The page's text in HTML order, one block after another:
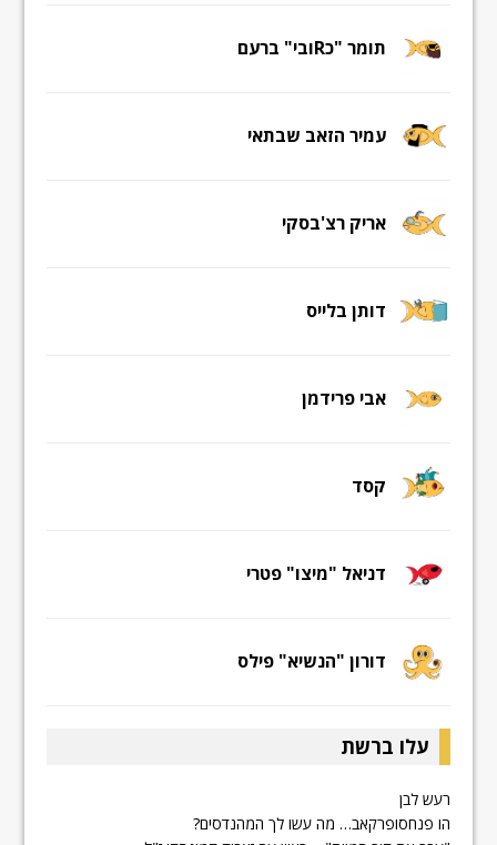
תומר "כRובי" ברעם
עמיר הזאב שבתאי
אריק רצ'בסקי
דותן בלייס
אבי פרידמן
קסד
דניאל "מיצו" פטרי
דורון "הנשיא" פילס
עלו ברשת
רעש לבן
הו פנחסופרקאב… מה עשו לך המהנדסים?